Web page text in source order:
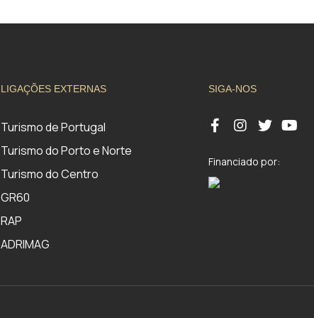
LIGAÇÕES EXTERNAS
Turismo de Portugal
Turismo do Porto e Norte
Turismo do Centro
GR60
RAP
ADRIMAG
SIGA-NOS
Financiado por: